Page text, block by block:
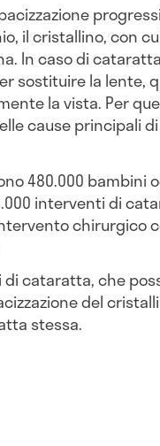
il cristallino, con
In caso di
sostituire la lente,
la vista. Per
cause principali
480.000 bambini
interventi di
chirurgico
di cataratta, che
del
stessa.